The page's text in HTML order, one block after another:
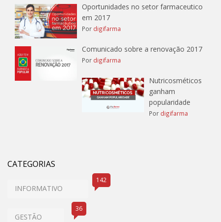
Oportunidades no setor farmaceutico
em 2017
Por digifarma
Comunicado sobre a renovação 2017
Por digifarma
Nutricosméticos
ganham
popularidade
Por digifarma
CATEGORIAS
INFORMATIVO
142
GESTÃO
36